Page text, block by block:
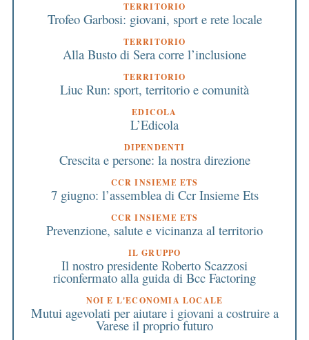
TERRITORIO
Trofeo Garbosi: giovani, sport e rete locale
TERRITORIO
Alla Busto di Sera corre l’inclusione
TERRITORIO
Liuc Run: sport, territorio e comunità
EDICOLA
L’Edicola
DIPENDENTI
Crescita e persone: la nostra direzione
CCR INSIEME ETS
7 giugno: l’assemblea di Ccr Insieme Ets
CCR INSIEME ETS
Prevenzione, salute e vicinanza al territorio
IL GRUPPO
Il nostro presidente Roberto Scazzosi
riconfermato alla guida di Bcc Factoring
NOI E L'ECONOMIA LOCALE
Mutui agevolati per aiutare i giovani a costruire a
Varese il proprio futuro